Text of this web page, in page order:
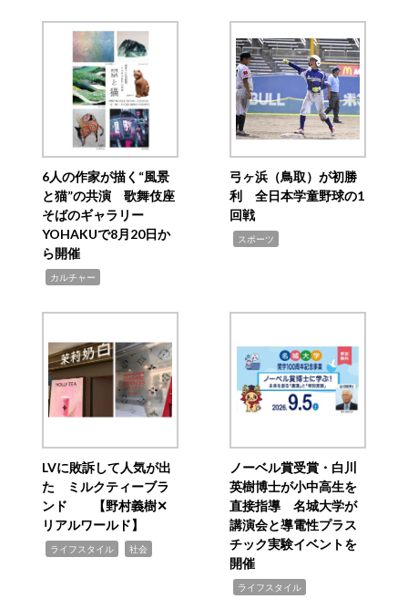
6人の作家が描く“風景
と猫”の共演 歌舞伎座
そばのギャラリー
YOHAKUで8月20日か
ら開催
カルチャー
弓ヶ浜（鳥取）が初勝
利 全日本学童野球の1
回戦
スポーツ
LVに敗訴して人気が出
た ミルクティーブラ
ンド 【野村義樹✕
リアルワールド】
ライフスタイル 社会
ノーベル賞受賞・白川
英樹博士が小中高生を
直接指導 名城大学が
講演会と導電性プラス
チック実験イベントを
開催
ライフスタイル